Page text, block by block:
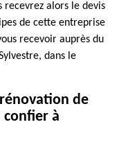
recevrez alors le devis
de cette entreprise
recevoir auprès du
dans le
de
confier à